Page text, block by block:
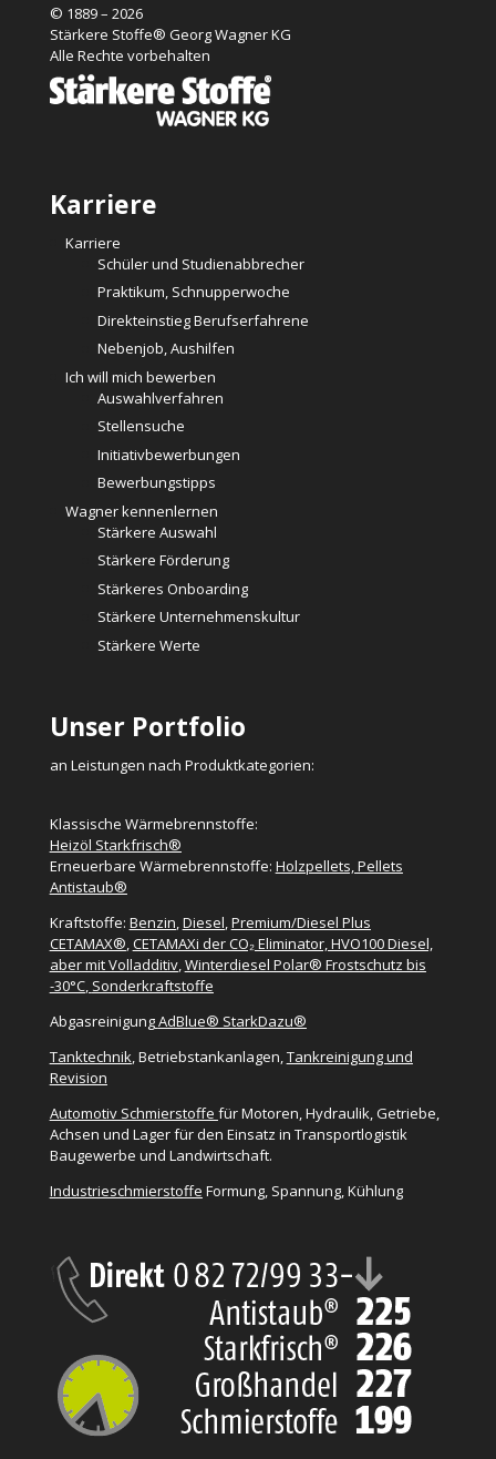
© 1889 – 2026
Stärkere Stoffe® Georg Wagner KG
Alle Rechte vorbehalten
Karriere
Karriere
Schüler und Studienabbrecher
Praktikum, Schnupperwoche
Direkteinstieg Berufserfahrene
Nebenjob, Aushilfen
Ich will mich bewerben
Auswahlverfahren
Stellensuche
Initiativbewerbungen
Bewerbungstipps
Wagner kennenlernen
Stärkere Auswahl
Stärkere Förderung
Stärkeres Onboarding
Stärkere Unternehmenskultur
Stärkere Werte
Unser Portfolio
an Leistungen nach Produktkategorien:
Klassische Wärmebrennstoffe:
Heizöl Starkfrisch®
Erneuerbare Wärmebrennstoffe: Holzpellets, Pellets
Antistaub®
Kraftstoffe: Benzin,Diesel,Premium/Diesel Plus
CETAMAX®,CETAMAXi der CO₂ Eliminator, HVO100 Diesel,
aber mit Volladditiv,Winterdiesel Polar® Frostschutz bis
-30°C, Sonderkraftstoffe
AbgasreinigungAdBlue® StarkDazu®
Tanktechnik, Betriebstankanlagen,Tankreinigung und
Revision
Automotiv Schmierstoffe für Motoren, Hydraulik, Getriebe,
Achsen und Lager für den Einsatz in Transportlogistik
Baugewerbe und Landwirtschaft.
Industrieschmierstoffe Formung, Spannung, Kühlung